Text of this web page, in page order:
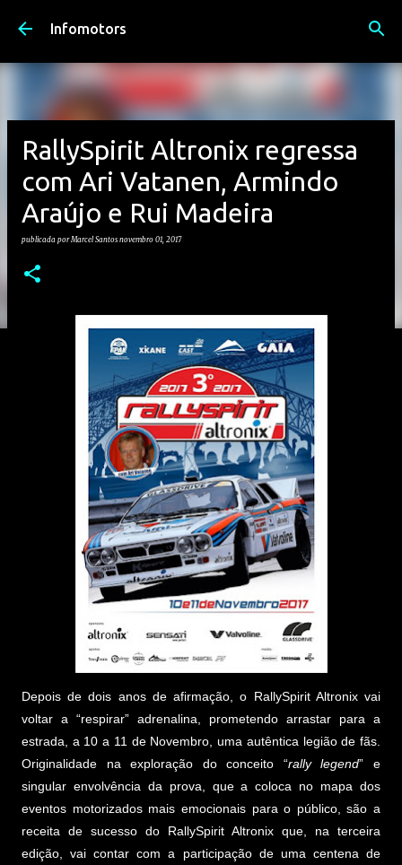
Avançar para o conteúdo principal
Infomotors
RallySpirit Altronix regressa
com Ari Vatanen, Armindo
Araújo e Rui Madeira
publicada porMarcel Santos novembro 01, 2017
Depois de dois anos de afirmação, o RallySpirit Altronix vai
voltar a “respirar” adrenalina, prometendo arrastar para a
estrada, a 10 a 11 de Novembro, uma autêntica legião de fãs.
Originalidade na exploração do conceito “rally legend” e
singular envolvência da prova, que a coloca no mapa dos
eventos motorizados mais emocionais para o público, são a
receita de sucesso do RallySpirit Altronix que, na terceira
edição, vai contar com a participação de uma centena de